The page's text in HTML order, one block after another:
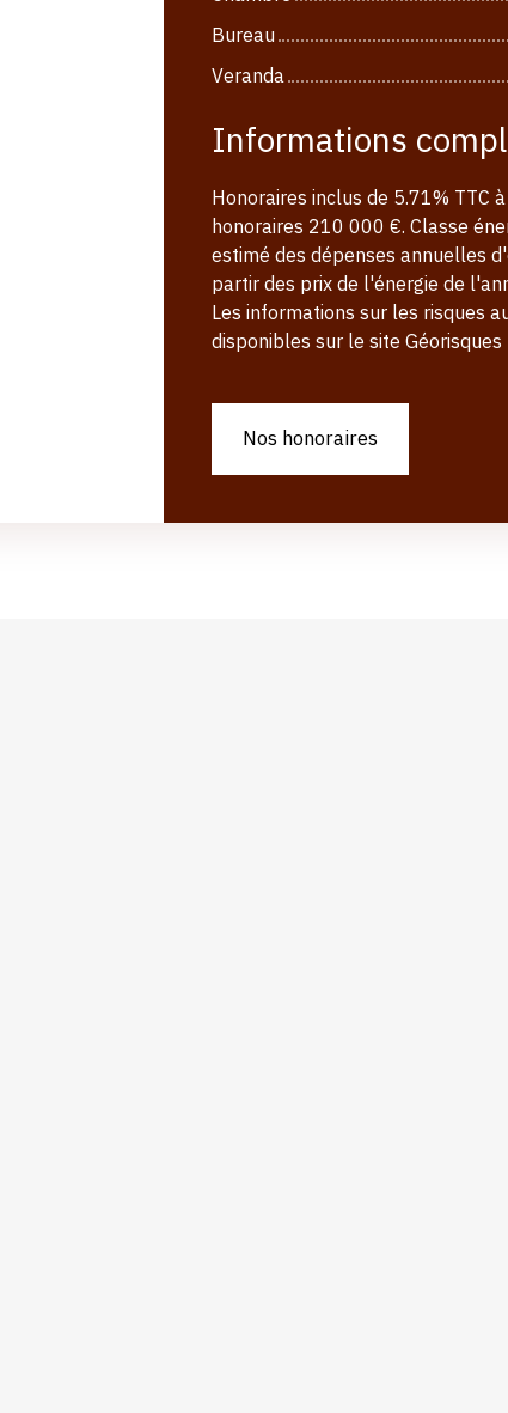
Bureau
Veranda
Informations
Honoraires inclus de 5.71% TTC
honoraires 210 000 €. Classe
estimé des dépenses annuelles
partir des prix de l'énergie de
Les informations sur les risques
disponibles sur le site Géorisques
Nos honoraires